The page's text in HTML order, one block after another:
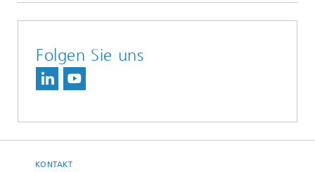
Folgen Sie uns
KONTAKT